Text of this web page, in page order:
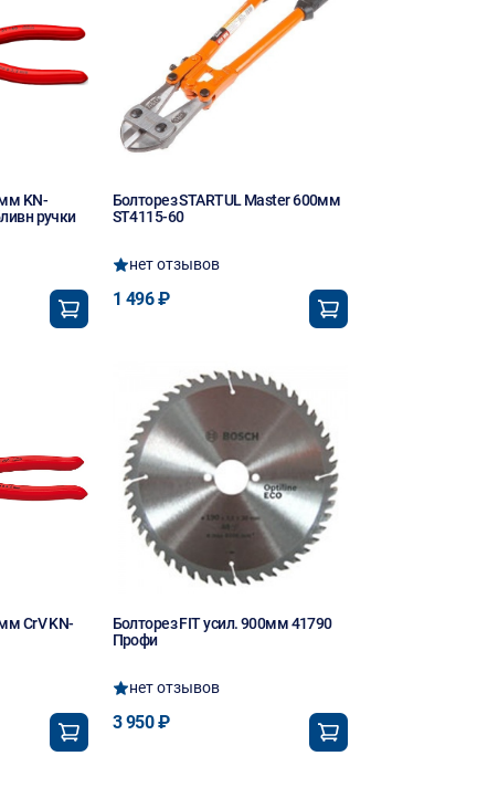
KN-
ручки
Болторез STARTUL Master 600мм
ST4115-60
нет отзывов
1 496 ₽
CrV KN-
Болторез FIT усил. 900мм 41790
Профи
нет отзывов
3 950 ₽